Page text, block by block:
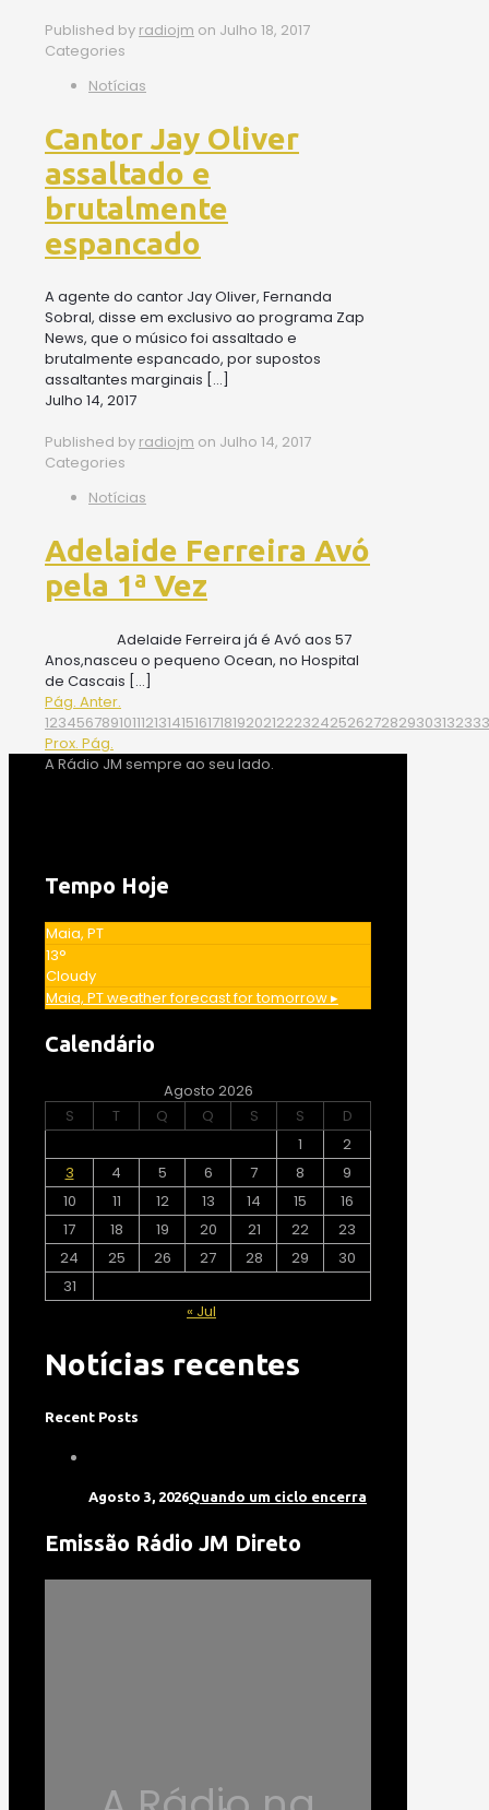
Published by radiojm on Julho 18, 2017
Categories
Notícias
Cantor Jay Oliver
assaltado e
brutalmente
espancado
A agente do cantor Jay Oliver, Fernanda
Sobral, disse em exclusivo ao programa Zap
News, que o músico foi assaltado e
brutalmente espancado, por supostos
assaltantes marginais […]
Julho 14, 2017
Published by radiojm on Julho 14, 2017
Categories
Notícias
Adelaide Ferreira Avó
pela 1ª Vez
Adelaide Ferreira já é Avó aos 57
Anos,nasceu o pequeno Ocean, no Hospital
de Cascais […]
Pág. Anter.
123456789101112131415161718192021222324252627282930313233
Prox. Pág.
A Rádio JM sempre ao seu lado.
Tempo Hoje
Maia, PT
13°
Cloudy
Maia, PTweather forecast for tomorrow ▸
Calendário
Agosto 2026
S
T Q Q S S
D
1
2
3
4 5 6 7 8
9
10
11 12 13 14 15
16
17
18 19 20 21 22
23
24
25 26 27 28 29
30
31
« Jul
Notícias recentes
Recent Posts
Agosto 3, 2026Quando um ciclo encerra
Emissão Rádio JM Direto